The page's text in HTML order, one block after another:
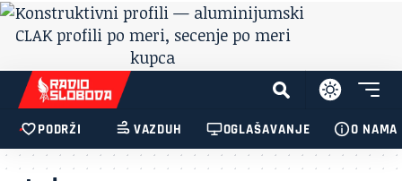
PODRŽI VAZDUH OGLAŠAVANJE O NAMA